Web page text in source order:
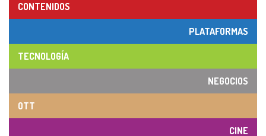
CONTENIDOS
PLATAFORMAS
TECNOLOGÍA
NEGOCIOS
OTT
CINE